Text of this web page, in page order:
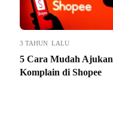
3 TAHUN LALU
5 Cara Mudah Ajukan
Komplain di Shopee